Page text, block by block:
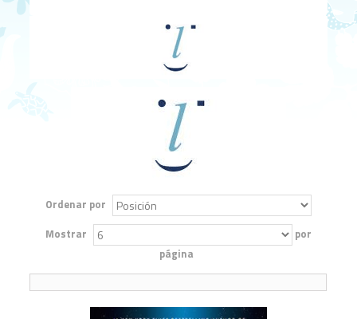
Ordenar por
Mostrar
por
página